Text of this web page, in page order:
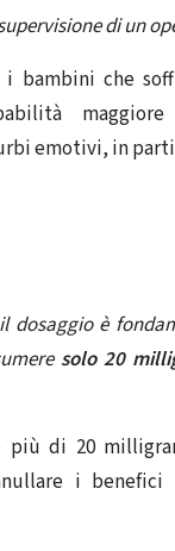
di un
che
emotivi, in
dosaggio è
solo 20
più di 20
i benefici